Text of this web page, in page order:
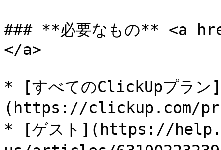
### **必要なもの** <a
</a>
* [すべてのClickUpプラン]
(https://clickup.com/
* [ゲスト](https://